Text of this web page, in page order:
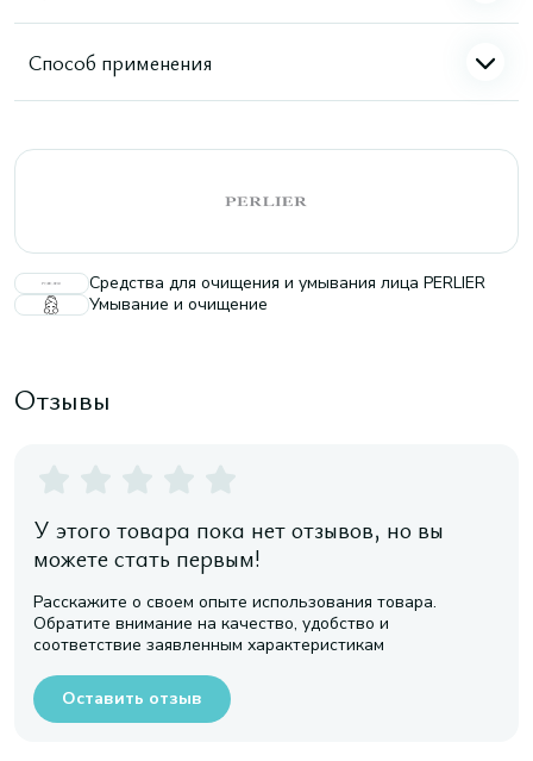
Способ применения
Средства для очищения и умывания лица PERLIER
Умывание и очищение
Отзывы
У этого товара пока нет отзывов, но вы
можете стать первым!
Расскажите о своем опыте использования товара.
Обратите внимание на качество, удобство и
соответствие заявленным характеристикам
Оставить отзыв